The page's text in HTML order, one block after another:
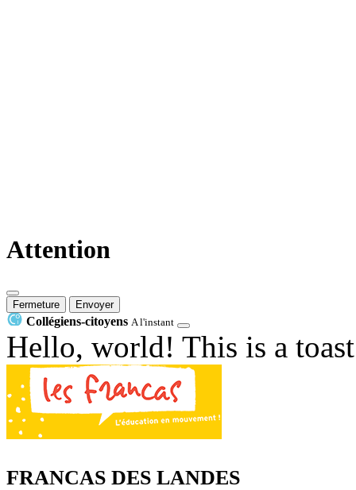
Attention
Fermeture Envoyer
Collégiens-citoyens A l'instant
Hello, world! This is a toast
FRANCAS DES LANDES